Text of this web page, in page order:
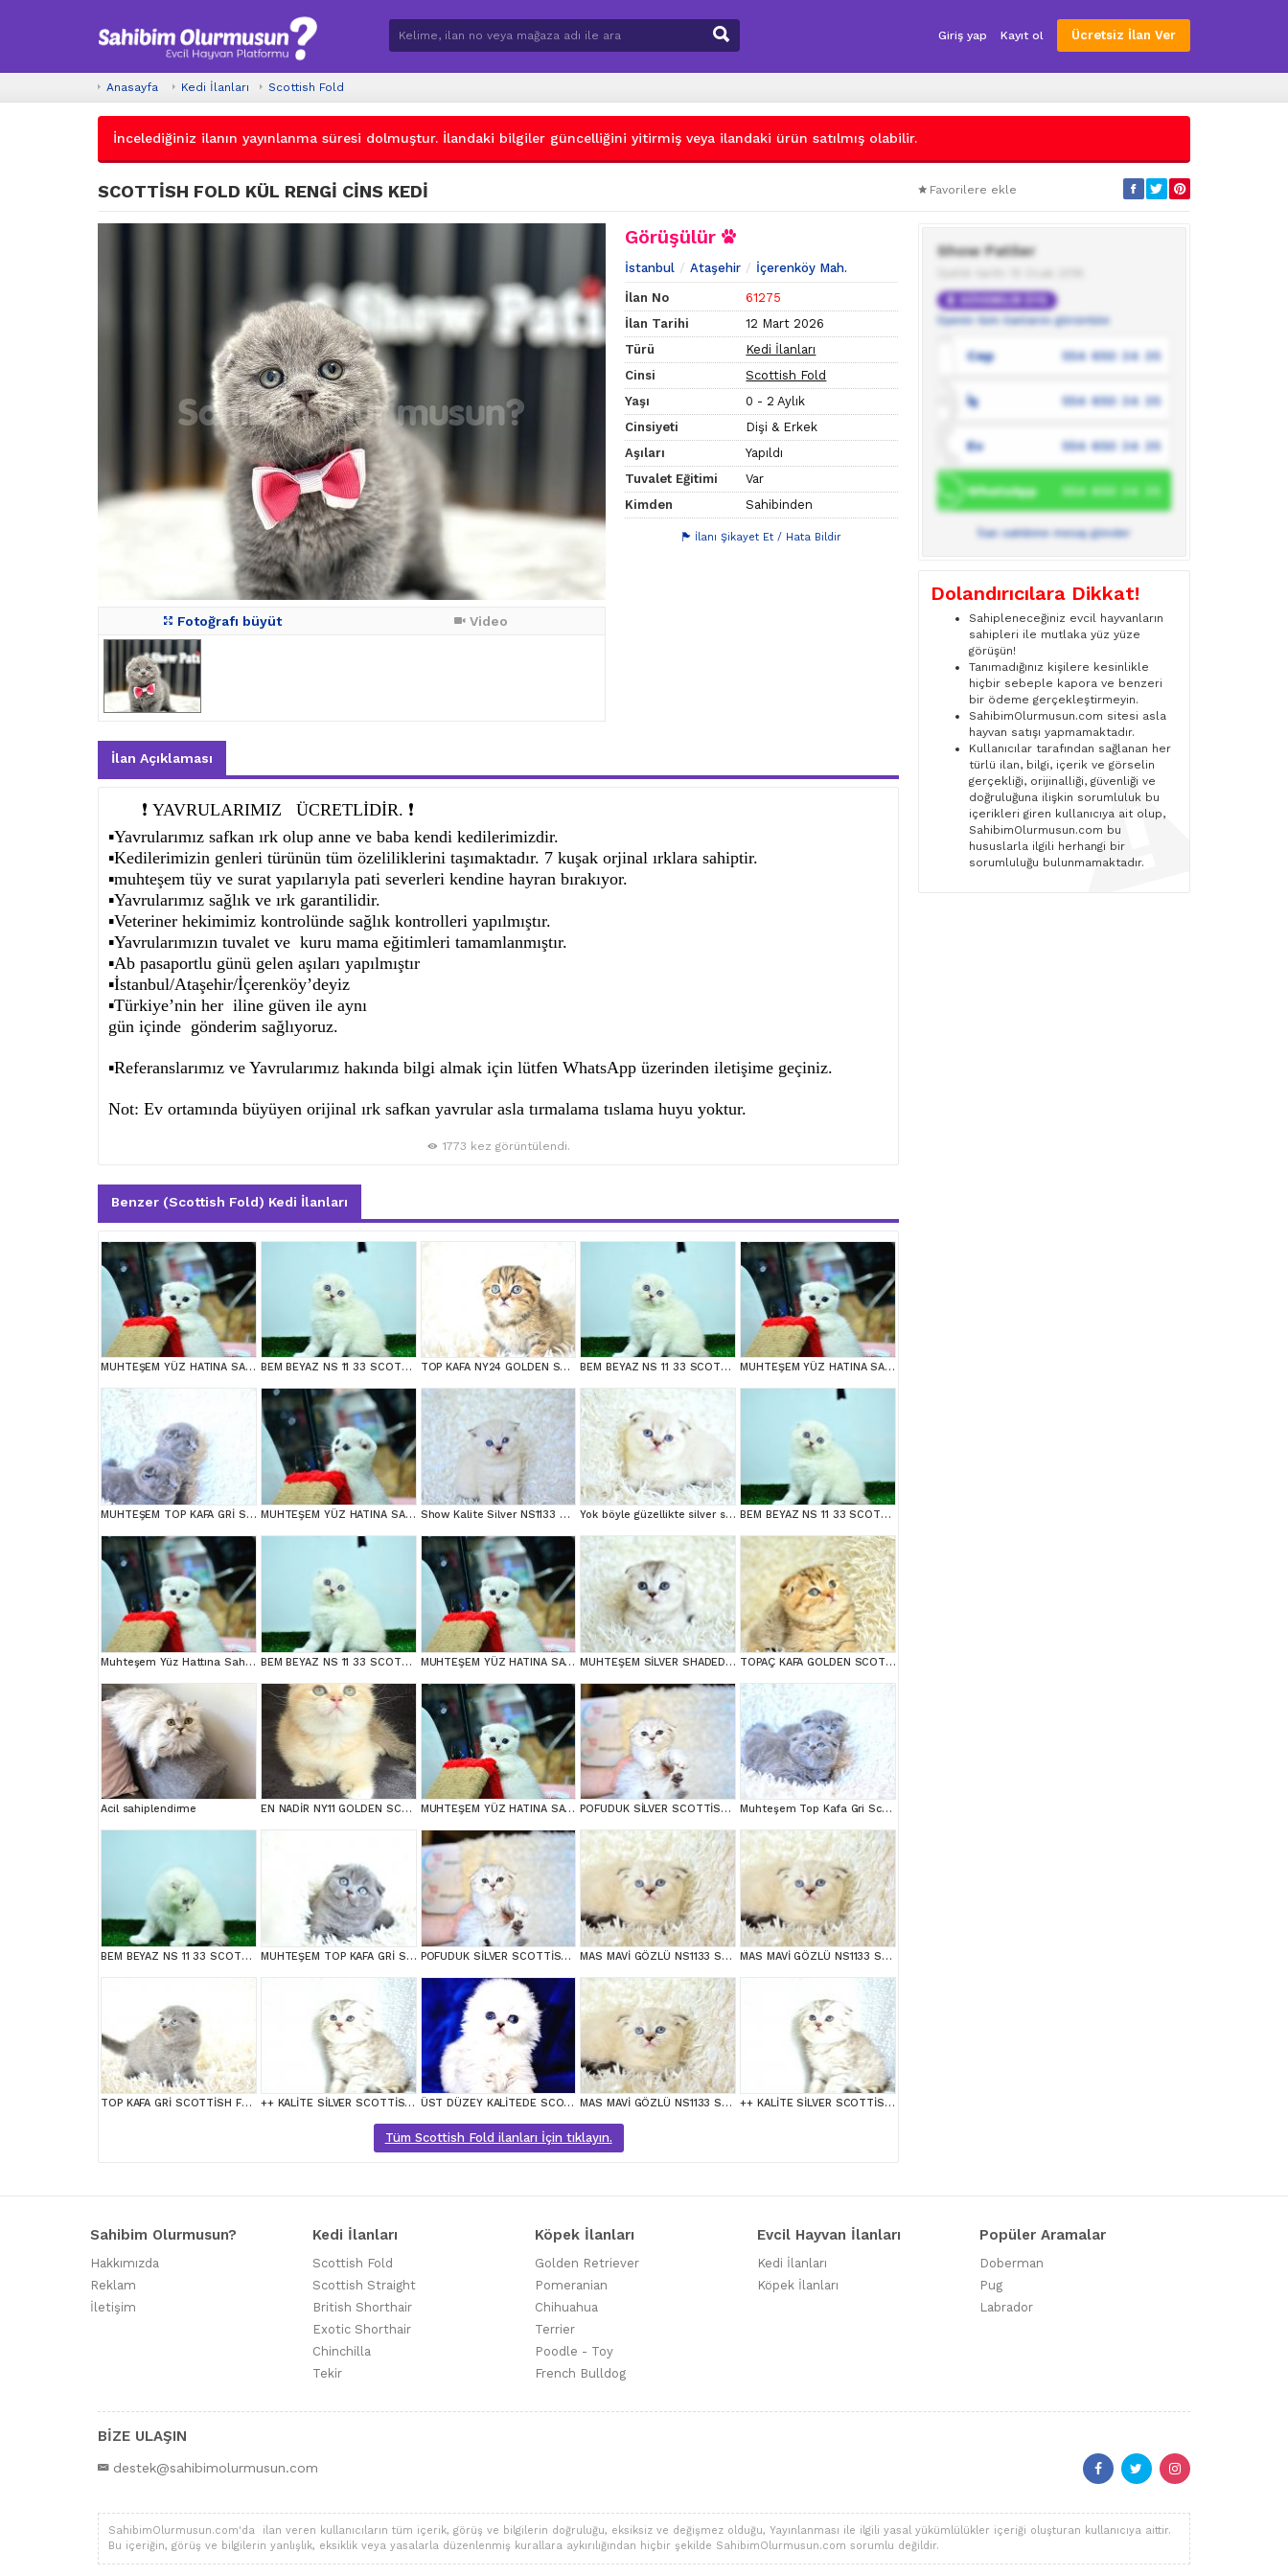
Giriş yap Kayıt ol Ücretsiz İlan Ver
Anasayfa Kedi İlanları Scottish Fold
İncelediğiniz ilanın yayınlanma süresi dolmuştur. İlandaki bilgiler güncelliğini yitirmiş veya ilandaki ürün satılmış olabilir.
SCOTTİSH FOLD KÜL RENGİ CİNS KEDİ Favorilere ekle
Fotoğrafı büyüt Video
Görüşülür
İstanbul Ataşehir İçerenköy Mah.
İlan No
61275
İlan Tarihi
12 Mart 2026
Türü
Kedi İlanları
Cinsi
Scottish Fold
Yaşı
0 - 2 Aylık
Cinsiyeti
Dişi & Erkek
Aşıları
Yapıldı
Tuvalet Eğitimi
Var
Kimden
Sahibinden
İlanı Şikayet Et / Hata Bildir
İlan Açıklaması
❗️ YAVRULARIMIZ ÜCRETLİDİR. ❗️
▪️Yavrularımız safkan ırk olup anne ve baba kendi kedilerimizdir.
▪️Kedilerimizin genleri türünün tüm özeliliklerini taşımaktadır. 7 kuşak orjinal ırklara sahiptir.
▪️muhteşem tüy ve surat yapılarıyla pati severleri kendine hayran bırakıyor.
▪️Yavrularımız sağlık ve ırk garantilidir.
▪️Veteriner hekimimiz kontrolünde sağlık kontrolleri yapılmıştır.
▪️Yavrularımızın tuvalet ve kuru mama eğitimleri tamamlanmıştır.
▪️Ab pasaportlu günü gelen aşıları yapılmıştır
▪️İstanbul/Ataşehir/İçerenköy’deyiz
▪️Türkiye’nin her iline güven ile aynı
gün içinde gönderim sağlıyoruz.
▪️Referanslarımız ve Yavrularımız hakında bilgi almak için lütfen WhatsApp üzerinden iletişime geçiniz.
Not: Ev ortamında büyüyen orijinal ırk safkan yavrular asla tırmalama tıslama huyu yoktur.
1773 kez görüntülendi.
Benzer (Scottish Fold) Kedi İlanları
MUHTEŞEM YÜZ HATINA SAHİP SİLVER SCOTTİSH FOLD BEM BEYAZ NS 11 33 SCOTTİSH FOLD TOP KAFA NY24 GOLDEN SCOTTİSH FOLD BEM BEYAZ NS 11 33 SCOTTİSH FOLD MUHTEŞEM YÜZ HATINA SAHİP SİLVER SCOTTİSH FOLD
MUHTEŞEM TOP KAFA GRİ SCOTTİSH YAVRULAR MUHTEŞEM YÜZ HATINA SAHİP SİLVER SCOTTİSH FOLD Show Kalite Silver NS1133 Scottish Fold Yavrumuz Yok böyle güzellikte silver scottish fold BEM BEYAZ NS 11 33 SCOTTİSH FOLD
Muhteşem Yüz Hattına Sahip Silver Scottish Fold BEM BEYAZ NS 11 33 SCOTTİSH FOLD MUHTEŞEM YÜZ HATINA SAHİP SİLVER SCOTTİSH FOLD MUHTEŞEM SİLVER SHADED SCOTTİSH FOLD TOPAÇ KAFA GOLDEN SCOTTİSH FOLD
Acil sahiplendirme EN NADİR NY11 GOLDEN SCOTTİSH FOLD YAVRUMUZ MUHTEŞEM YÜZ HATINA SAHİP SİLVER SCOTTİSH FOLD POFUDUK SİLVER SCOTTİSH FOLD Muhteşem Top Kafa Gri Scottish Fold
BEM BEYAZ NS 11 33 SCOTTİSH FOLD MUHTEŞEM TOP KAFA GRİ SCOTTİSH FOLD POFUDUK SİLVER SCOTTİSH FOLD MAS MAVİ GÖZLÜ NS1133 SCOTTİSH FOLD MAS MAVİ GÖZLÜ NS1133 SCOTTİSH FOLD erkek
TOP KAFA GRİ SCOTTİSH FOLD ++ KALİTE SİLVER SCOTTİSH FOLD ÜST DÜZEY KALİTEDE SCOTTİSH FOLD LONGHAİR NS1133 MAS MAVİ GÖZLÜ NS1133 SCOTTİSH FOLD erkek ++ KALİTE SİLVER SCOTTİSH FOLD
Tüm Scottish Fold ilanları İçin tıklayın.
Show Patiler
GÜVENİLİR ÜYE
Üyenin tüm ilanlarını görüntüle
Cep 554 650 34 35
İş 554 650 34 35
Ev 554 650 34 35
WhatsApp 554 650 34 35
İlan sahibine mesaj gönder
Dolandırıcılara Dikkat!
Sahipleneceğiniz evcil hayvanların
sahipleri ile mutlaka yüz yüze
görüşün!
Tanımadığınız kişilere kesinlikle
hiçbir sebeple kapora ve benzeri
bir ödeme gerçekleştirmeyin.
SahibimOlurmusun.com sitesi asla
hayvan satışı yapmamaktadır.
Kullanıcılar tarafından sağlanan her
türlü ilan, bilgi, içerik ve görselin
gerçekliği, orijinalliği, güvenliği ve
doğruluğuna ilişkin sorumluluk bu
içerikleri giren kullanıcıya ait olup,
SahibimOlurmusun.com bu
hususlarla ilgili herhangi bir
sorumluluğu bulunmamaktadır.
Sahibim Olurmusun?
Hakkımızda
Reklam
İletişim
Kedi İlanları
Scottish Fold
Scottish Straight
British Shorthair
Exotic Shorthair
Chinchilla
Tekir
Köpek İlanları
Golden Retriever
Pomeranian
Chihuahua
Terrier
Poodle - Toy
French Bulldog
Evcil Hayvan İlanları
Kedi İlanları
Köpek İlanları
Popüler Aramalar
Doberman
Pug
Labrador
BİZE ULAŞIN
destek@sahibimolurmusun.com
SahibimOlurmusun.com'da ilan veren kullanıcıların tüm içerik, görüş ve bilgilerin doğruluğu, eksiksiz ve değişmez olduğu, Yayınlanması ile ilgili yasal yükümlülükler içeriği oluşturan kullanıcıya aittir.
Bu içeriğin, görüş ve bilgilerin yanlışlık, eksiklik veya yasalarla düzenlenmiş kurallara aykırılığından hiçbir şekilde SahibimOlurmusun.com sorumlu değildir.